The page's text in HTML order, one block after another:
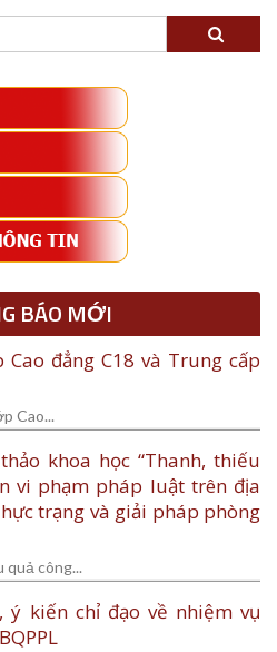
BÁO MỚI
đẳng C18 và Trung cấp
Cao...
khoa học “Thanh, thiếu
vi phạm pháp luật trên địa
trạng và giải pháp phòng
quả công...
ý kiến chỉ đạo về nhiệm vụ